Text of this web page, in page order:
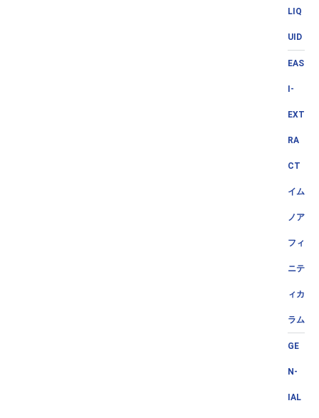
LIQ
UID
EAS
I-
EXT
RA
CT
イム
ノア
フィ
ニテ
ィカ
ラム
GE
N-
IAL